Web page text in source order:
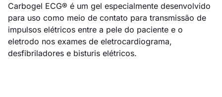
Carbogel ECG® é um gel especialmente desenvolvido
para uso como meio de contato para transmissão de
impulsos elétricos entre a pele do paciente e o
eletrodo nos exames de eletrocardiograma,
desfibriladores e bisturis elétricos.